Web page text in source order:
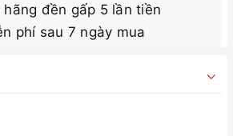
hãng đền gấp 5 lần tiền
phí sau 7 ngày mua